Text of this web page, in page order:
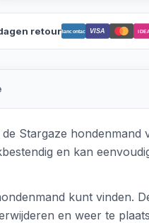
retourBancontact VISA
Stargaze hondenmand
en kan
kunt vinden.
en weer te